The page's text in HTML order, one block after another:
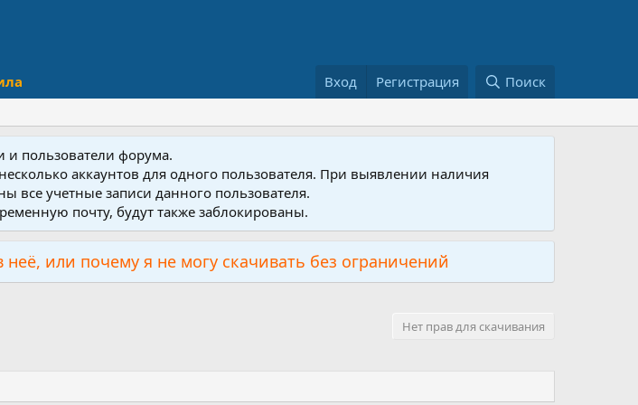
Вход Регистрация Поиск
и пользователи форума.
аккаунтов для одного пользователя. При выявлении наличия
все учетные записи данного пользователя.
почту, будут также заблокированы.
или почему я не могу скачивать без ограничений
Нет прав для скачивания